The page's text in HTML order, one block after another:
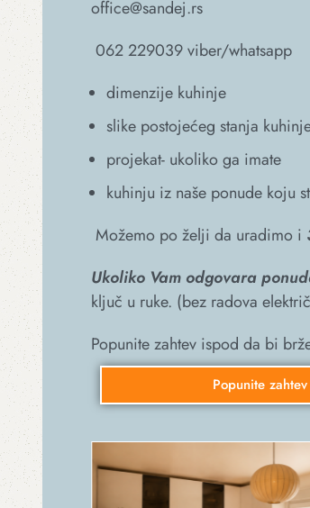
office@sandej.rs
062 229039 viber/whatsapp
dimenzije kuhinje
slike postojećeg stanja
projekat- ukoliko ga imate
kuhinju iz naše ponude koju
Možemo po želji da uradimo i
Ukoliko Vam odgovara
ključ u ruke. (bez radova
Popunite zahtev ispod da bi
Popunite